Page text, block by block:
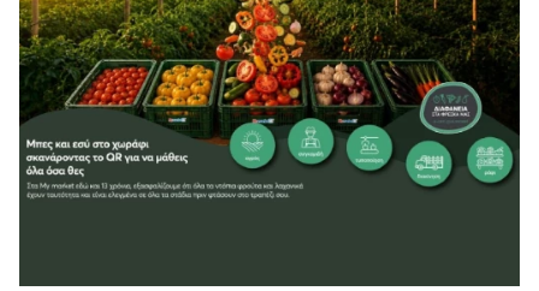
Ψυχολογία
Υγεία + Διατροφή
Σχέσεις & Σεξ
Fitness
Woman Power